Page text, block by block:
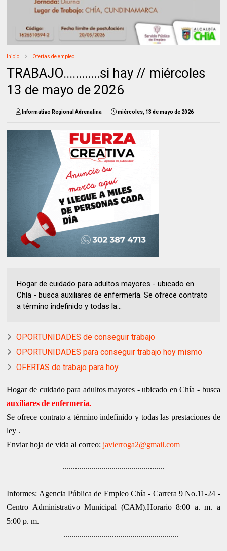
Inicio Ofertas de empleo
TRABAJO............si hay // miércoles
13 de mayo de 2026
Informativo Regional Adrenalina miércoles, 13 de mayo de 2026
Hogar de cuidado para adultos mayores - ubicado en
Chía - busca auxiliares de enfermería. Se ofrece contrato
a término indefinido y todas la...
OPORTUNIDADES de conseguir trabajo
OPORTUNIDADES para conseguir trabajo hoy mismo
OFERTAS de trabajo para hoy
Hogar de cuidado para adultos mayores - ubicado en Chía - busca
auxiliares de enfermería.
Se ofrece contrato a término indefinido y todas las prestaciones de
ley .
Enviar hoja de vida al correo: javierroga2@gmail.com
..................................................
Informes: Agencia Pública de Empleo Chía - Carrera 9 No.11-24 -
Centro Administrativo Municipal (CAM).Horario 8:00 a. m. a
5:00 p. m.
.........................................................